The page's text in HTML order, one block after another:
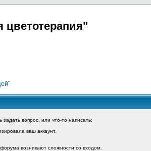
цветотерапия"
вопрос, или что-то написать:
ваш аккаунт.
возникают сложности со входом.